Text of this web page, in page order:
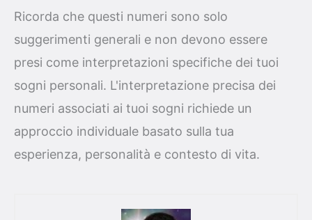
Ricorda che questi numeri sono solo
suggerimenti generali e non devono essere
presi come interpretazioni specifiche dei tuoi
sogni personali. L'interpretazione precisa dei
numeri associati ai tuoi sogni richiede un
approccio individuale basato sulla tua
esperienza, personalità e contesto di vita.